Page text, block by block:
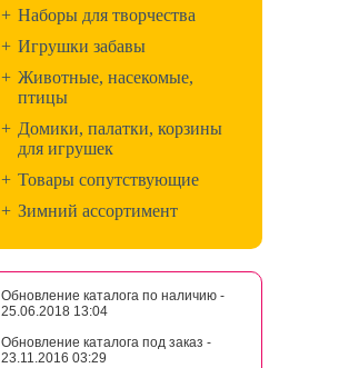
+ Наборы для творчества
+ Игрушки забавы
+ Животные, насекомые,
птицы
+ Домики, палатки, корзины
для игрушек
+ Товары сопутствующие
+ Зимний ассортимент
Обновление каталога по наличию -
25.06.2018 13:04
Обновление каталога под заказ -
23.11.2016 03:29